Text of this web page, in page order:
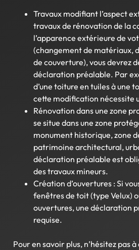
Travaux modifiant l’aspect
travaux de rénovation de la
l’apparence extérieure de
(changement de matériaux,
de couverture), vous devrez
déclaration préalable. Par
d’une toiture en tuiles à une
cette modification nécessite
Rénovation dans une zone
se situe dans une zone
monument historique, zone
patrimoine architectural,
déclaration préalable est
des travaux mineurs.
Création d’ouvertures : Si
fenêtres de toit (type Velux)
ouvertures, une déclaration
requise.
Pour en savoir plus, n’hésitez pas